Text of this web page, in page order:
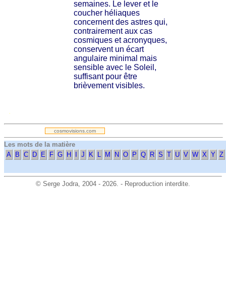
semaines. Le lever et le
coucher héliaques
concernent des astres qui,
contrairement aux cas
cosmiques et acronyques,
conservent un écart
angulaire minimal mais
sensible avec le Soleil,
suffisant pour être
brièvement visibles.
.
cosmovisions.com
Les mots de la matière
A
B C D E F G H J K L M N O P Q R S T U V W X Y Z
© Serge Jodra, 2004 - 2026. - Reproduction interdite.